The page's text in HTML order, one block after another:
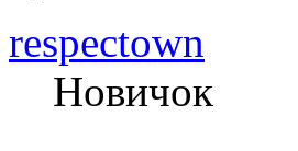
respectown
Новичок